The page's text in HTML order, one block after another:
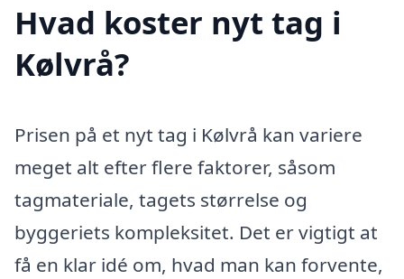
Hvad koster nyt tag i
Kølvrå?
Prisen på et nyt tag i Kølvrå kan variere
meget alt efter flere faktorer, såsom
tagmateriale, tagets størrelse og
byggeriets kompleksitet. Det er vigtigt at
få en klar idé om, hvad man kan forvente,